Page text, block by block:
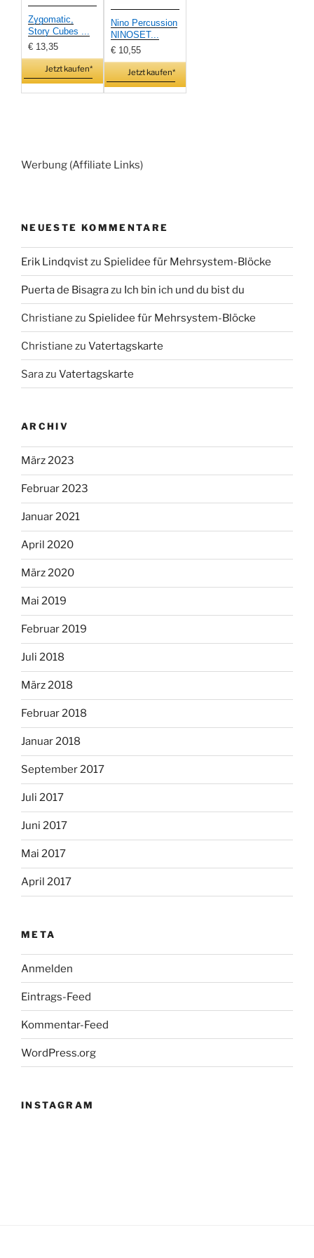
Zygomatic,
Story Cubes ...
€ 13,35
Jetzt kaufen*
Nino Percussion
NINOSET...
€ 10,55
Jetzt kaufen*
Werbung (Affiliate Links)
NEUESTE KOMMENTARE
Erik Lindqvistzu Spielidee für Mehrsystem-Blöcke
Puerta de Bisagrazu Ich bin ich und du bist du
Christiane zu Spielidee für Mehrsystem-Blöcke
Christiane zu Vatertagskarte
Sarazu Vatertagskarte
ARCHIV
März 2023
Februar 2023
Januar 2021
April 2020
März 2020
Mai 2019
Februar 2019
Juli 2018
März 2018
Februar 2018
Januar 2018
September 2017
Juli 2017
Juni 2017
Mai 2017
April 2017
META
Anmelden
Eintrags-Feed
Kommentar-Feed
WordPress.org
INSTAGRAM